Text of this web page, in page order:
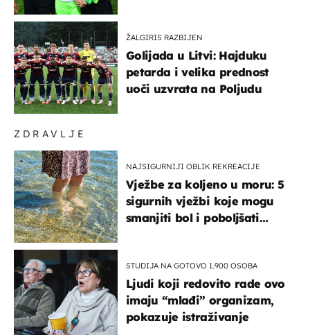
ZDRAVLJE
NAJSIGURNIJI OBLIK REKREACIJE
Vježbe za koljeno u moru: 5
sigurnih vježbi koje mogu
smanjiti bol i poboljšati
STUDIJA NA GOTOVO 1.900 OSOBA
Ljudi koji redovito rade ovo
imaju “mlađi” organizam,
pokazuje istraživanje
ŽALGIRIS RAZBIJEN
Golijada u Litvi: Hajduku
petarda i velika prednost
uoči uzvrata na Poljudu